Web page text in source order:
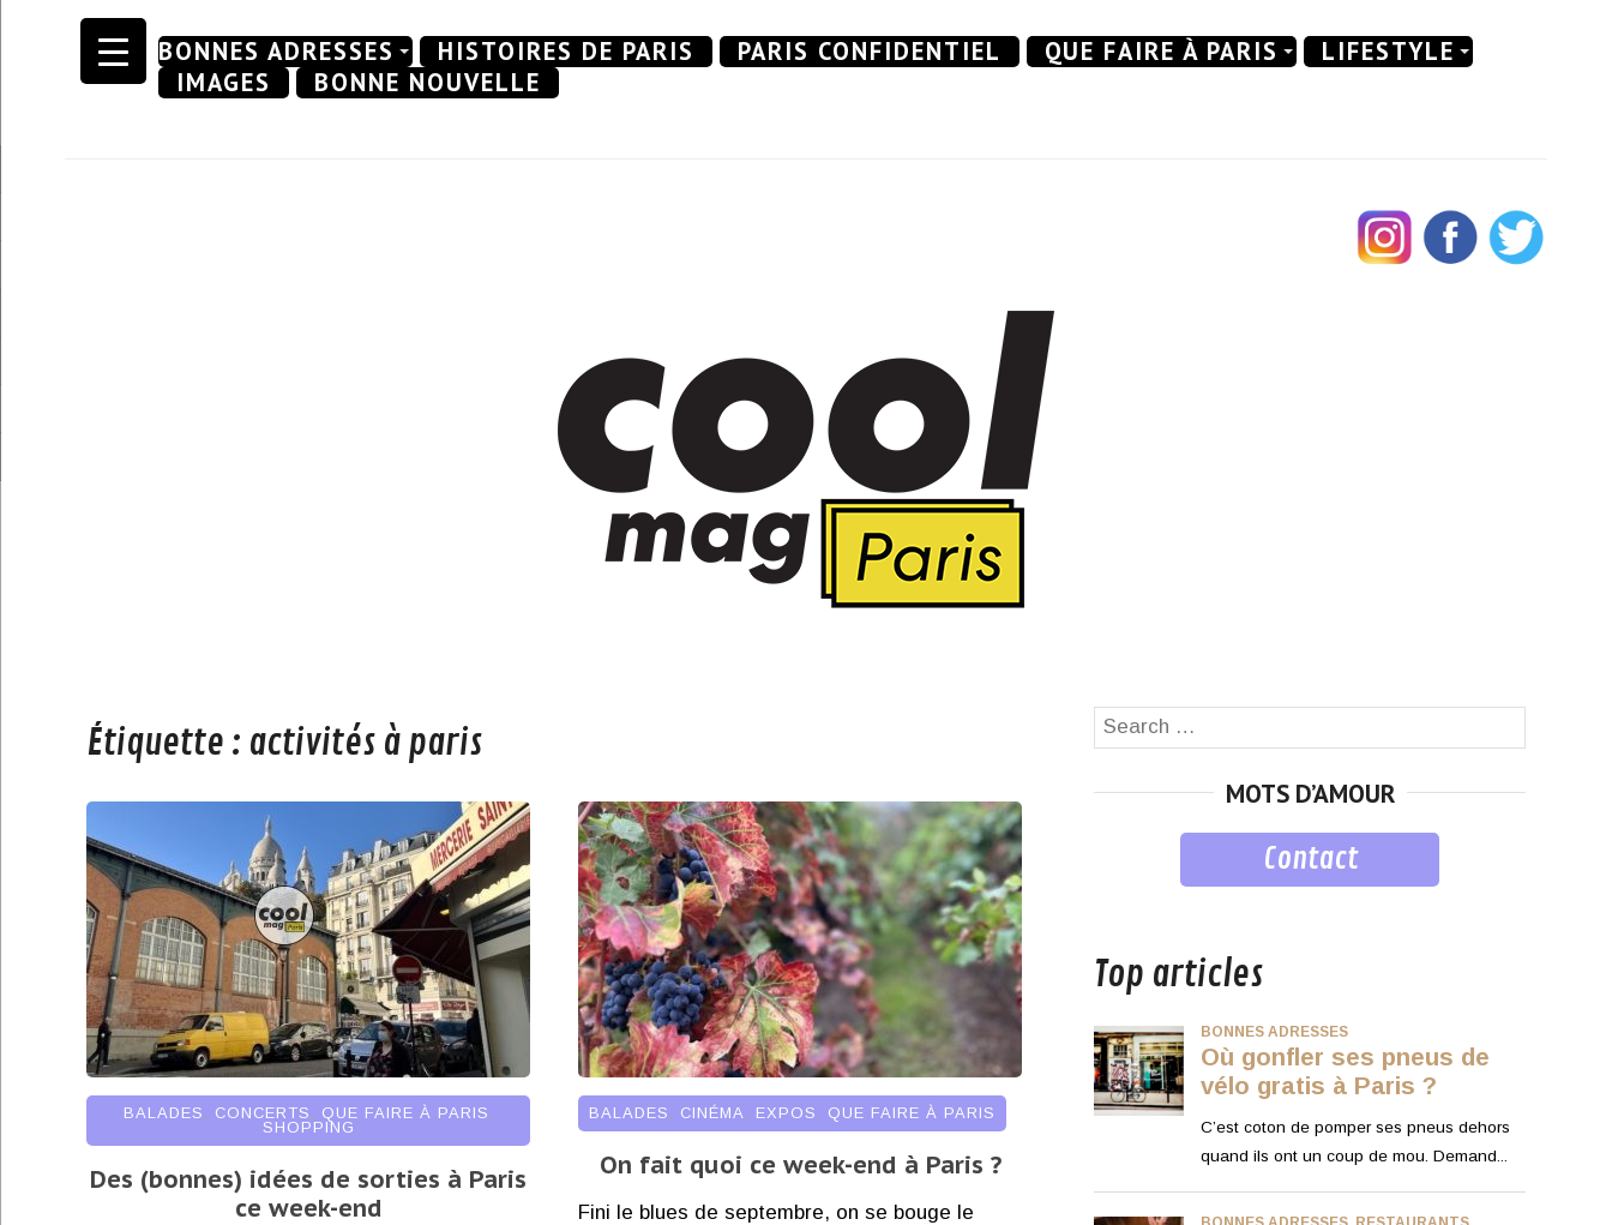
Skip
BONNES ADRESSES HISTOIRES DE PARIS PARIS CONFIDENTIEL QUE FAIRE À PARIS
LIFESTYLE
IMAGES
BONNE NOUVELLE
Étiquette : activités à paris
BALADES CONCERTS QUE FAIRE À PARIS
SHOPPING
Des (bonnes) idées de sorties à Paris
ce week-end
BALADES CINÉMA EXPOS QUE FAIRE À PARIS
On fait quoi ce week-end à Paris ?
Fini le blues de septembre, on se bouge le
Search
MOTS D’AMOUR
Contact
Top articles